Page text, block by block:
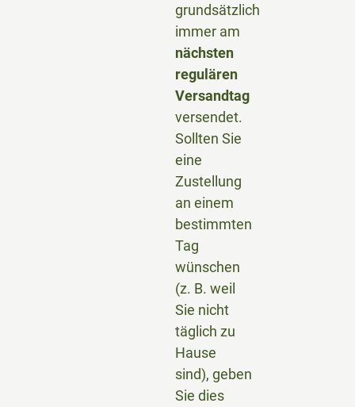
grundsätzlich
immer am
nächsten
regulären
Versandtag
versendet.
Sollten Sie
eine
Zustellung
an einem
bestimmten
Tag
wünschen
(z. B. weil
Sie nicht
täglich zu
Hause
sind), geben
Sie dies